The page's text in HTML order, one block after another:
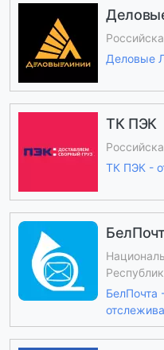
Деловые
ТК ПЭК
ТК ПЭК -
БелПочта